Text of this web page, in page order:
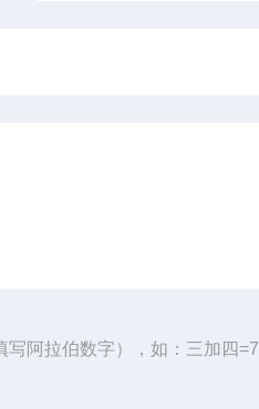
写阿拉伯数字），如：三加四=7